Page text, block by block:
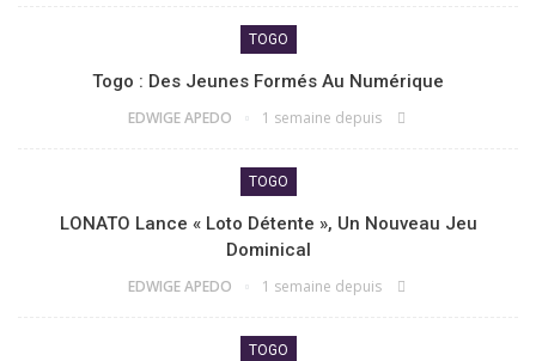
TOGO
Togo : Des Jeunes Formés Au Numérique
EDWIGE APEDO 1 semaine depuis
TOGO
LONATO Lance « Loto Détente », Un Nouveau Jeu
Dominical
EDWIGE APEDO 1 semaine depuis
TOGO